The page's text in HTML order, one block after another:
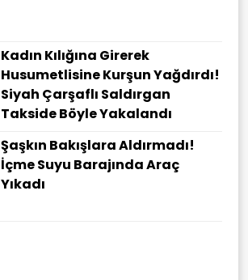
Kadın Kılığına Girerek
Husumetlisine Kurşun Yağdırdı!
Siyah Çarşaflı Saldırgan
Takside Böyle Yakalandı
Şaşkın Bakışlara Aldırmadı!
İçme Suyu Barajında Araç
Yıkadı